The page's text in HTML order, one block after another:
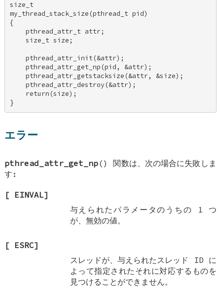
size_t
my_thread_stack_size(pthread_t pid)
{
    pthread_attr_t attr;
    size_t size;
    pthread_attr_init(&attr);
    pthread_attr_get_np(pid, &attr);
    pthread_attr_getstacksize(&attr, &size);
    pthread_attr_destroy(&attr);
    return(size);
}
エラー
pthread_attr_get_np() 関数は、次の場合に失敗しま
す:
[ EINVAL]
与えられたパラメータのうちの 1 つ
が、無効の値。
[ ESRC]
スレッドが、与えられたスレッド ID に
よって指定されたそれに対応するものを
見つけることができません。